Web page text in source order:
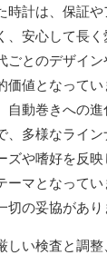
時計は、保証
、安心して長
ごとのデザイ
価値となって
自動巻きへの
、多様なライン
ズや嗜好を反
ーマとなって
の妥協があり
しい検査と調